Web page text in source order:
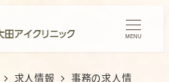
MENU
求人情報
事務の求人情